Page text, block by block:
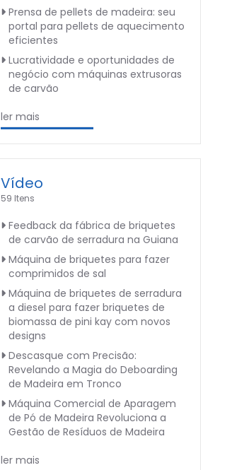
Prensa de pellets de madeira: seu
portal para pellets de aquecimento
eficientes
Lucratividade e oportunidades de
negócio com máquinas extrusoras
de carvão
ler mais
Vídeo
59 Itens
Feedback da fábrica de briquetes
de carvão de serradura na Guiana
Máquina de briquetes para fazer
comprimidos de sal
Máquina de briquetes de serradura
a diesel para fazer briquetes de
biomassa de pini kay com novos
designs
Descasque com Precisão:
Revelando a Magia do Deboarding
de Madeira em Tronco
Máquina Comercial de Aparagem
de Pó de Madeira Revoluciona a
Gestão de Resíduos de Madeira
ler mais